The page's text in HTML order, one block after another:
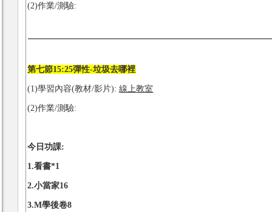
(2)作業/測驗:
第七節15:25彈性-垃圾去哪裡
(1)學習內容(教材/影片):線上教室
(2)作業/測驗:
今日功課:
1.看書*1
2.小當家16
3.M學後卷8